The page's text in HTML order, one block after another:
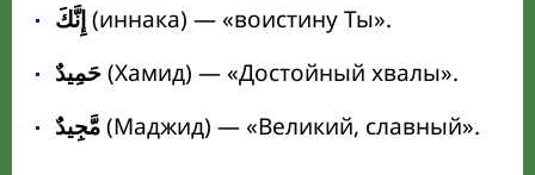
إِنَّكَ(иннака) — «воистину Ты».
حَمِيدٌ(Хамид) — «Достойный хвалы».
مَّجِيدٌ(Маджид) — «Великий, славный».